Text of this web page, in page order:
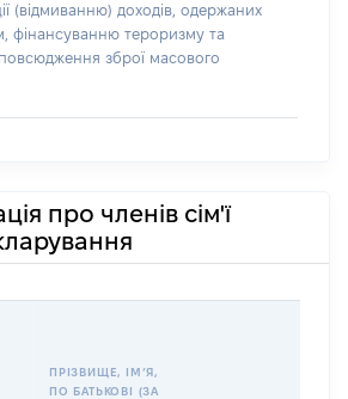
(відмиванню) доходів, одержаних
фінансуванню тероризму та
зброї масового
про членів сім'ї
ПРІЗВИЩЕ, ІМʼЯ,
ПО БАТЬКОВІ (ЗА